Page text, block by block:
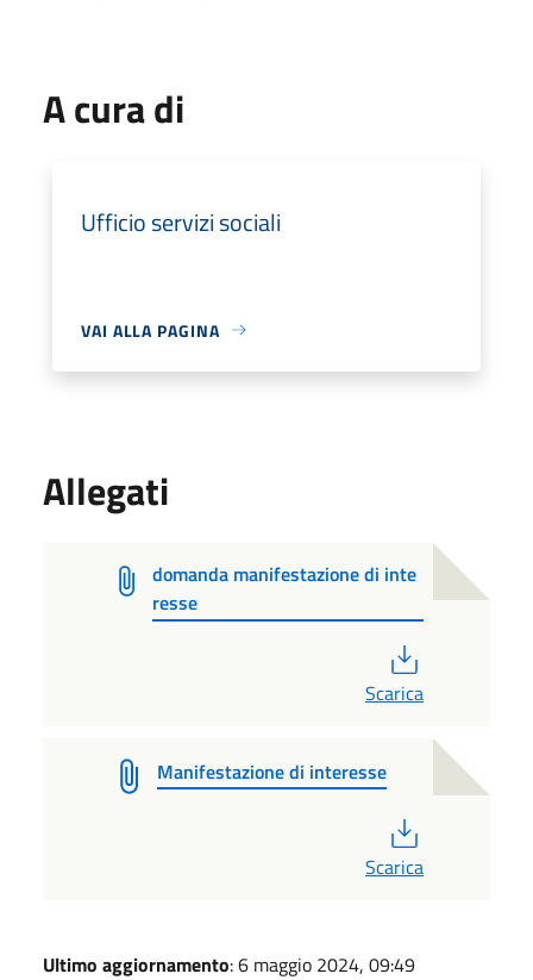
A cura di
Ufficio servizi sociali
VAI ALLA PAGINA
Allegati
domanda manifestazione di inte
resse
Scarica
Manifestazione di interesse
Scarica
Ultimo aggiornamento: 6 maggio 2024, 09:49